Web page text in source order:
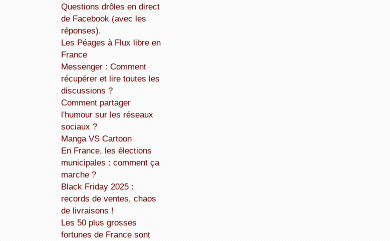
Questions drôles en direct
de Facebook (avec les
réponses).
Les Péages à Flux libre en
France
Messenger : Comment
récupérer et lire toutes les
discussions ?
Comment partager
l'humour sur les réseaux
sociaux ?
Manga VS Cartoon
En France, les élections
municipales : comment ça
marche ?
Black Friday 2025 :
records de ventes, chaos
de livraisons !
Les 50 plus grosses
fortunes de France sont